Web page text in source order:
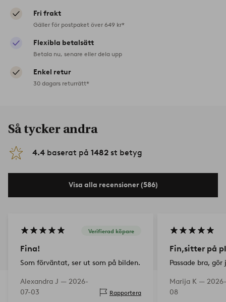
Fri frakt
Gäller för postpaket över 649 kr*
Flexibla betalsätt
Betala nu, senare eller dela upp
Enkel retur
30 dagars returrätt*
Så tycker andra
4.4 baserat på 1482 st betyg
Visa alla recensioner (586)
Verifierad köpare
Fina!
Som förväntat, ser ut som på bilden.
Alexandra J — 2026-
07-03
Rapportera
Fin,sitter på
Passade bra,
Marija K —
08